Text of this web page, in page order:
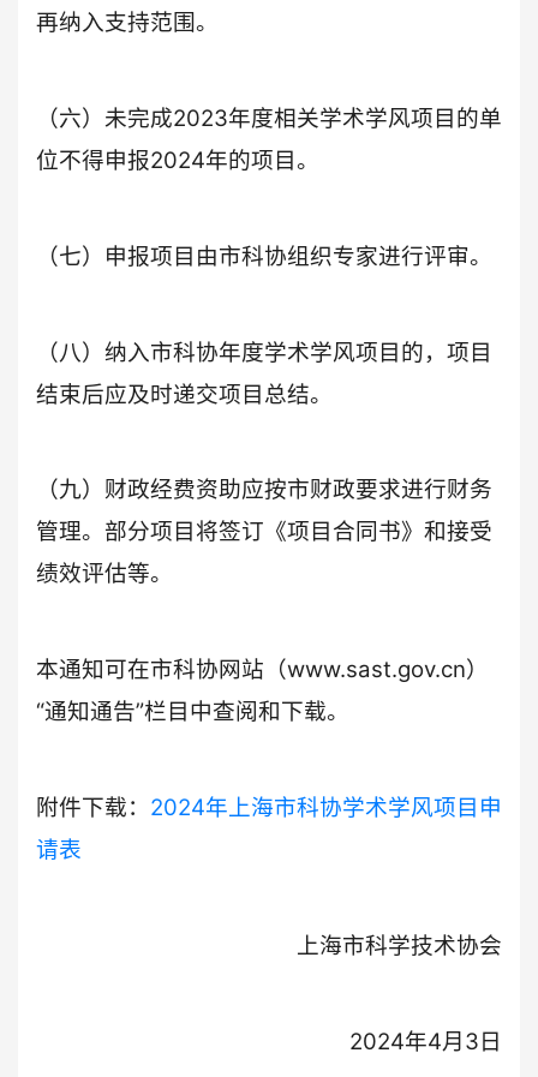
再纳入支持范围。
（六）未完成2023年度相关学术学风项目的单
位不得申报2024年的项目。
（七）申报项目由市科协组织专家进行评审。
（八）纳入市科协年度学术学风项目的，项目
结束后应及时递交项目总结。
（九）财政经费资助应按市财政要求进行财务
管理。部分项目将签订《项目合同书》和接受
绩效评估等。
本通知可在市科协网站（www.sast.gov.cn）
“通知通告”栏目中查阅和下载。
附件下载： 2024年上海市科协学术学风项目申
请表
上海市科学技术协会
2024年4月3日